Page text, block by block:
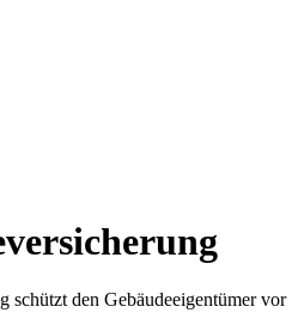
schützt den Gebäudeeigentümer vor